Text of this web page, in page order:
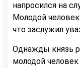
напросился на
Молодой
что заслужил
Однажды князь
молодой